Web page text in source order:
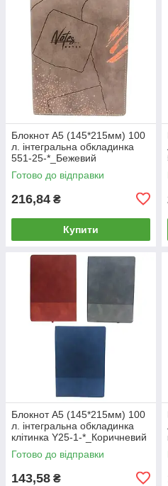
Блокнот А5 (145*215мм) 100
л. інтегральна обкладинка
551-25-*_Бежевий
Готово до відправки
216,84 ₴
Купити
Блокнот А5 (145*215мм) 100
л. інтегральна обкладинка
клітинка Y25-1-*_Коричневий
Готово до відправки
143,58 ₴